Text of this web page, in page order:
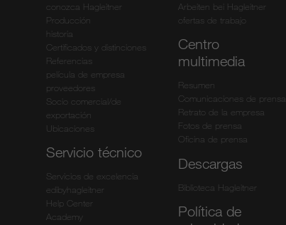
conozca Hagleitner
Producción
historia
Certificados y distinciones
Referencias
película de empresa
proveedores
Socio comercial/de
exportación
Ubicaciones
Servicio técnico
Servicios de excelencia
edibyhagleitner
Help Center
Academy
Arbeiten bei Hagleitner
ofertas de trabajo
Centro
multimedia
Resumen
Comunicaciones de prensa
Retrato de la empresa
Fotos de prensa
Oficina de prensa
Descargas
Biblioteca Hagleitner
Política de